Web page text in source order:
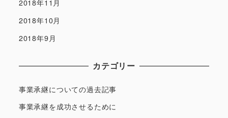
2018年11月
2018年10月
2018年9月
カテゴリー
事業承継についての過去記事
事業承継を成功させるために